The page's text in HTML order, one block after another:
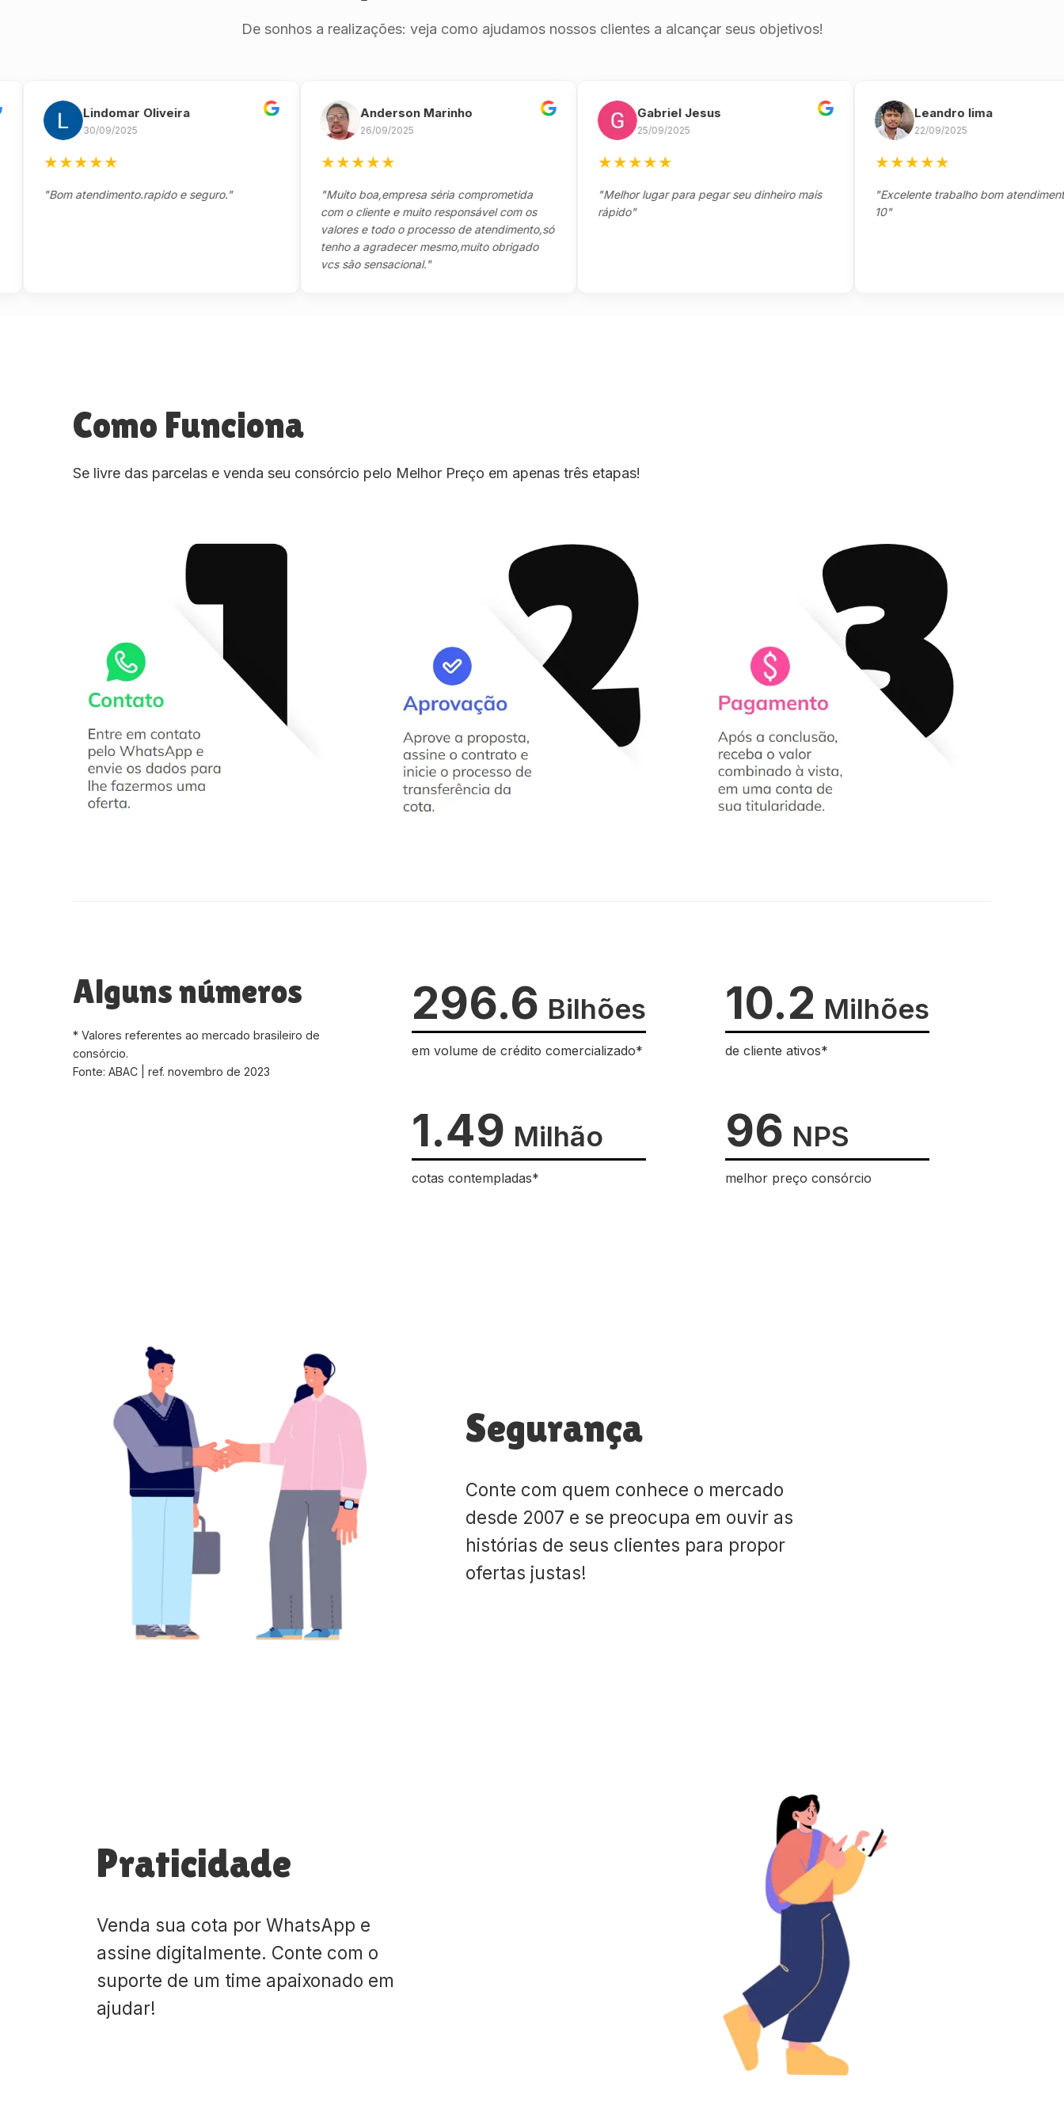
De sonhos a realizações: veja como ajudamos nossos clientes a alcançar seus objetivos!
Lindomar Oliveira
30/09/2025
★★★
"Bom atendimento.rapido e seguro."
Anderson Marinho
26/09/2025
★★★
"Muito boa,empresa séria comprometida
com o cliente e muito responsável com os
valores e todo o processo de atendimento,só
tenho a agradecer mesmo,muito obrigado
vcs são sensacional."
Gabriel Jesus
25/09/2025
★★★
"Melhor lugar para pegar seu dinheiro mais
rápido"
Leandro lima
22/09/2025
★★★
"Excelente trabalho bom atendimento
Como Funciona
Se livre das parcelas e venda seu consórcio pelo Melhor Preço em apenas três etapas!
Alguns números
* Valores referentes ao mercado brasileiro de
consórcio.
Fonte: ABAC | ref. novembro de 2023
296.6 Bilhões
em volume de crédito comercializado*
10.2 Milhões
de cliente ativos*
1.49 Milhão
cotas contempladas*
96 NPS
melhor preço consórcio
Segurança
Conte com quem conhece o mercado
desde 2007 e se preocupa em ouvir as
histórias de seus clientes para propor
ofertas justas!
Praticidade
Venda sua cota por WhatsApp e
assine digitalmente. Conte com o
suporte de um time apaixonado em
ajudar!